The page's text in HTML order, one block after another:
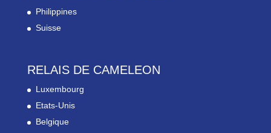
Philippines
Suisse
RELAIS DE CAMELEON
Luxembourg
Etats-Unis
Belgique